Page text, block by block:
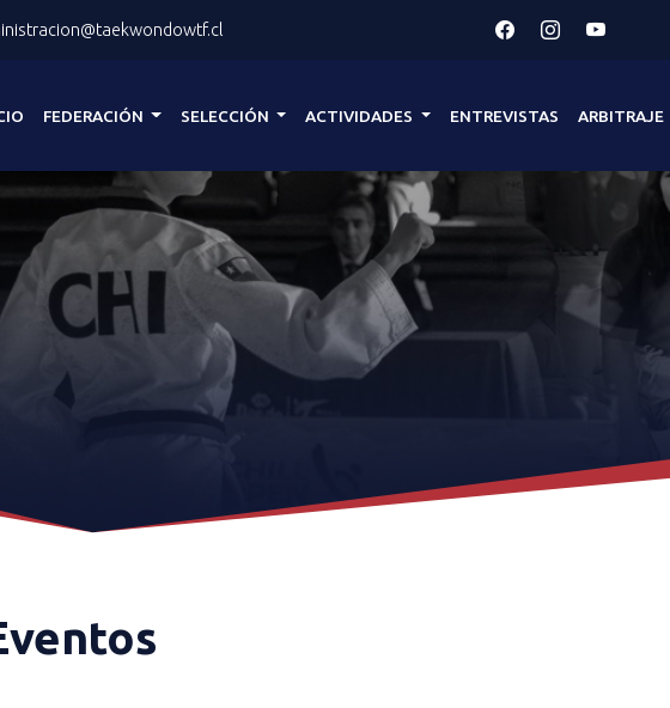
FEDERACIÓN SELECCIÓN ACTIVIDADES ENTREVISTAS ARBITRAJE